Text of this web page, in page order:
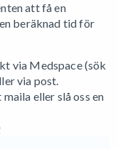
att få en
beräknad tid för
via Medspace (sök
via post.
eller slå oss en